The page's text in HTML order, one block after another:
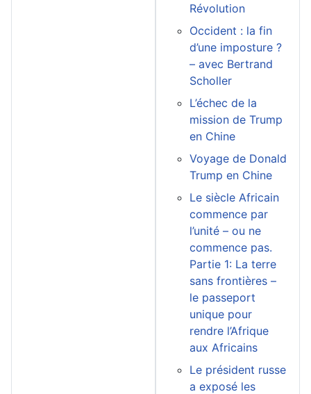
Révolution
Occident : la fin
d’une imposture ?
– avec Bertrand
Scholler
L’échec de la
mission de Trump
en Chine
Voyage de Donald
Trump en Chine
Le siècle Africain
commence par
l’unité – ou ne
commence pas.
Partie 1: La terre
sans frontières –
le passeport
unique pour
rendre l’Afrique
aux Africains
Le président russe
a exposé les